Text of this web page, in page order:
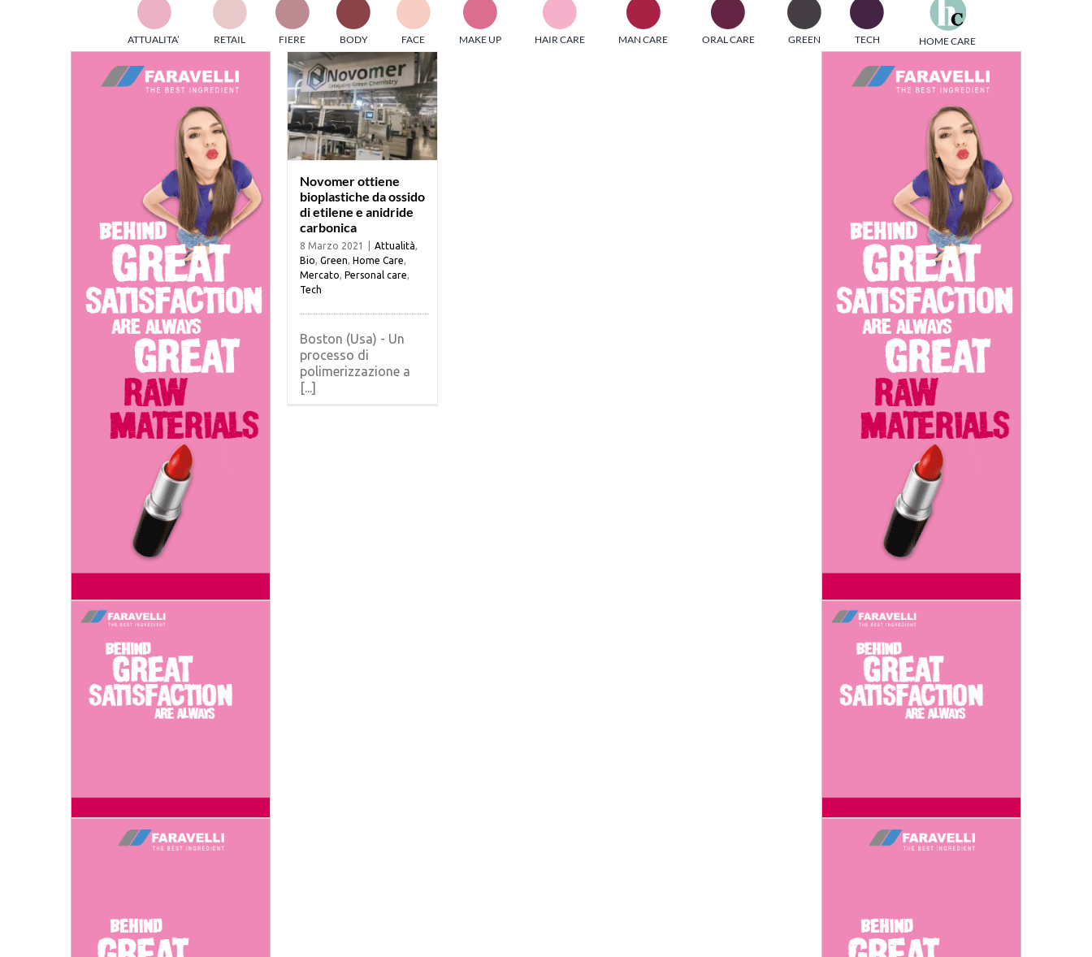
TESPI MEDIAGROUP racchiude un pool di società di comunicazione
ed editrici specializzate nell’informazione b2b. Edizioni Turbo, in
particolare, attraverso numerose riviste verticali, fornisce strumenti di
informazione che coinvolgono gli attori nei settori beauty, food,
technology, entertainment e sport.
Stay tuned!
ATTUALITA’ RETAIL FIERE BODY FACE MAKE UP HAIR CARE MAN CARE ORAL CARE GREEN TECH HOME CARE
Novomer ottiene
bioplastiche da
ossido di etilene e
anidride carbonica
Novomer ottiene
bioplastiche da ossido
di etilene e anidride
carbonica
8 Marzo 2021 Attualità
Bio Green Home Care
Mercato Personal care
Tech
Boston (Usa) - Un
processo di
polimerizzazione a
[...]